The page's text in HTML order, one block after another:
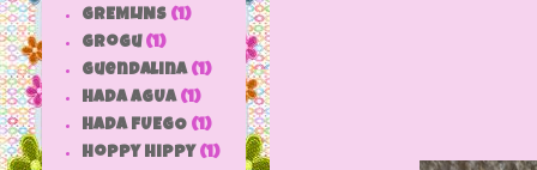
GREMLINS (1)
grogu (1)
Guendalina (1)
HADA AGUA (1)
HADA FUEGO (1)
hoppy hippy (1)